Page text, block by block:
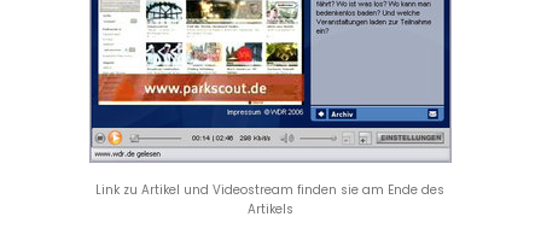
Link zu Artikel und Videostream finden sie am Ende des
Artikels